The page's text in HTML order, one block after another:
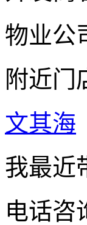
物业公
附近门
文其海
我最近
电话咨